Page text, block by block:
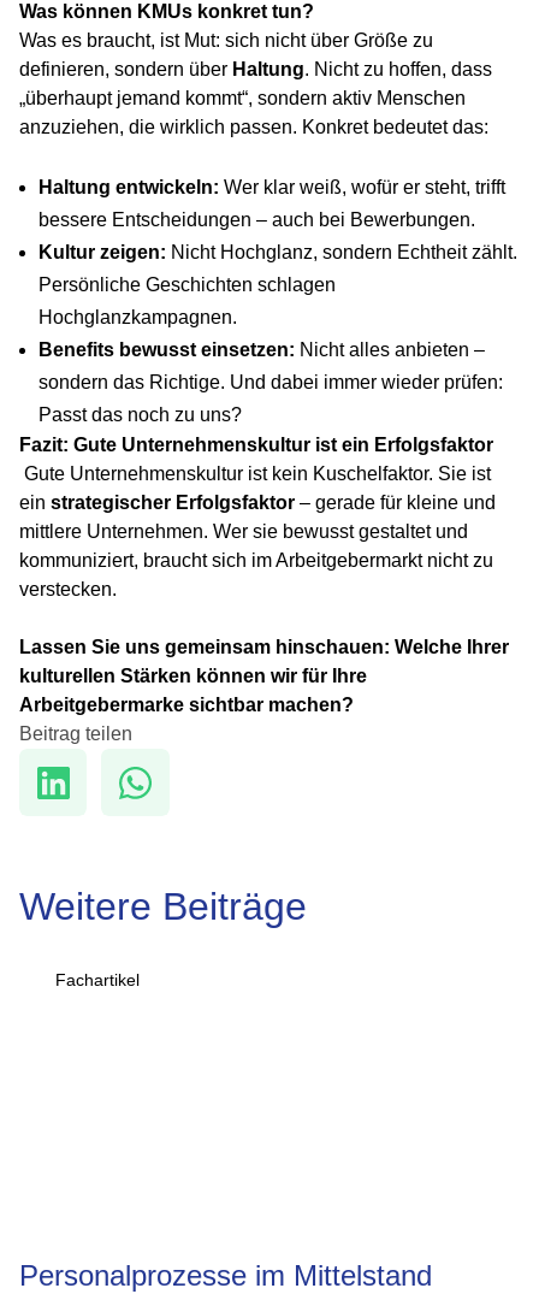
Was können KMUs konkret tun?
Was es braucht, ist Mut: sich nicht über Größe zu
definieren, sondern über Haltung. Nicht zu hoffen, dass
„überhaupt jemand kommt“, sondern aktiv Menschen
anzuziehen, die wirklich passen. Konkret bedeutet das:
Haltung entwickeln: Wer klar weiß, wofür er steht, trifft
bessere Entscheidungen – auch bei Bewerbungen.
Kultur zeigen: Nicht Hochglanz, sondern Echtheit zählt.
Persönliche Geschichten schlagen
Hochglanzkampagnen.
Benefits bewusst einsetzen: Nicht alles anbieten –
sondern das Richtige. Und dabei immer wieder prüfen:
Passt das noch zu uns?
Fazit: Gute Unternehmenskultur ist ein Erfolgsfaktor
Gute Unternehmenskultur ist kein Kuschelfaktor. Sie ist
ein strategischer Erfolgsfaktor – gerade für kleine und
mittlere Unternehmen. Wer sie bewusst gestaltet und
kommuniziert, braucht sich im Arbeitgebermarkt nicht zu
verstecken.
Lassen Sie uns gemeinsam hinschauen: Welche Ihrer
kulturellen Stärken können wir für Ihre
Arbeitgebermarke sichtbar machen?
Beitrag teilen
Weitere Beiträge
Fachartikel
Personalprozesse im Mittelstand